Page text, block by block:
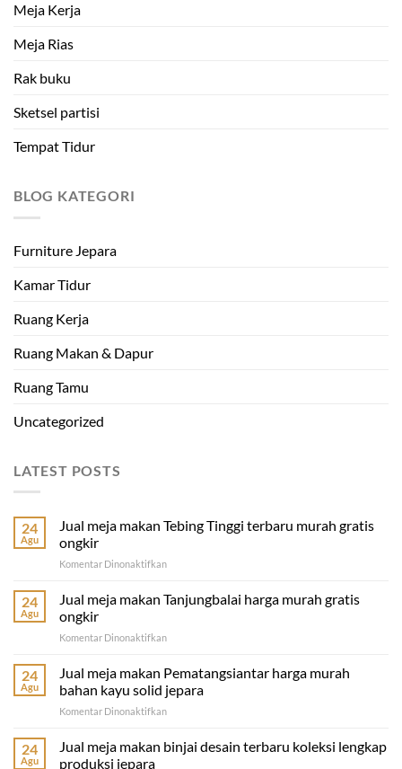
Meja Kerja
Meja Rias
Rak buku
Sketsel partisi
Tempat Tidur
BLOG KATEGORI
Furniture Jepara
Kamar Tidur
Ruang Kerja
Ruang Makan & Dapur
Ruang Tamu
Uncategorized
LATEST POSTS
24
Agu
Jual meja makan Tebing Tinggi terbaru murah gratis
ongkir
Komentar Dinonaktifkanpada
meja
makan
Tinggi
murah
gratis
ongkir
24
Agu
Jual meja makan Tanjungbalai harga murah gratis
ongkir
Komentar Dinonaktifkanpada
meja
Tanjungbalai
harga
gratis
24
Agu
Jual meja makan Pematangsiantar harga murah
bahan kayu solid jepara
Komentar Dinonaktifkanpada
meja
makan
24
Agu
Jual meja makan binjai desain terbaru koleksi lengkap
produksi jepara